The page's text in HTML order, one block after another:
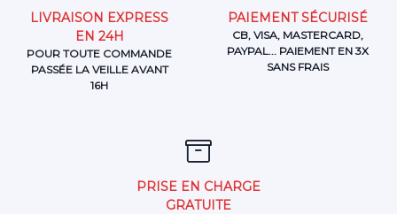
LIVRAISON EXPRESS
EN 24H
POUR TOUTE COMMANDE
PASSÉE LA VEILLE AVANT
16H
PAIEMENT SÉCURISÉ
CB, VISA, MASTERCARD,
PAYPAL... PAIEMENT EN 3X
SANS FRAIS
PRISE EN CHARGE
GRATUITE